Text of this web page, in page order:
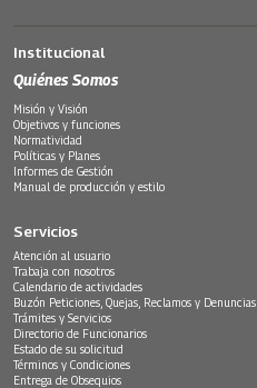
Institucional
Quiénes Somos
Misión y Visión
Objetivos y funciones
Normatividad
Políticas y Planes
Informes de Gestión
Manual de producción y estilo
Servicios
Atención al usuario
Trabaja con nosotros
Calendario de actividades
Buzón Peticiones, Quejas, Reclamos y Denuncias
Trámites y Servicios
Directorio de Funcionarios
Estado de su solicitud
Términos y Condiciones
Entrega de Obsequios